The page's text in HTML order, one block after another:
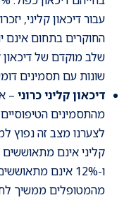
עבור דיכאון קליני,
החוקרים בתחום אינם
שלב מוקדם של
שונות עם תסמינים
דיכאון קליני כרוני –
מהתסמינים
קליני אינם
ו-12% אינם
מהמטופלים ממשיך